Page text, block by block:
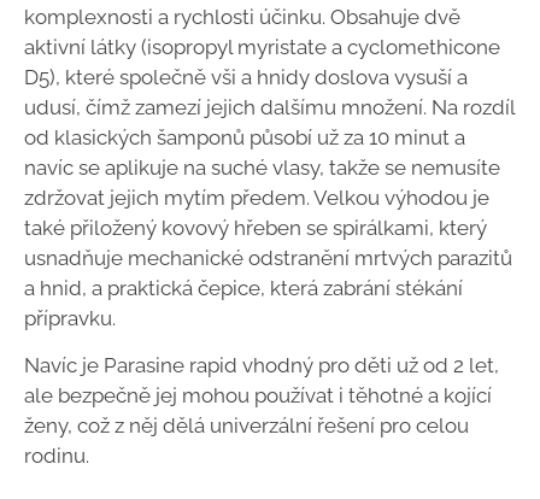
komplexnosti a rychlosti účinku. Obsahuje dvě
aktivní látky (isopropyl myristate a cyclomethicone
D5), které společně vši a hnidy doslova vysuší a
udusí, čímž zamezí jejich dalšímu množení. Na rozdíl
od klasických šamponů působí už za 10 minut a
navíc se aplikuje na suché vlasy, takže se nemusíte
zdržovat jejich mytím předem. Velkou výhodou je
také přiložený kovový hřeben se spirálkami, který
usnadňuje mechanické odstranění mrtvých parazitů
a hnid, a praktická čepice, která zabrání stékání
přípravku.
Navíc je Parasine rapid vhodný pro děti už od 2 let,
ale bezpečně jej mohou používat i těhotné a kojící
ženy, což z něj dělá univerzální řešení pro celou
rodinu.